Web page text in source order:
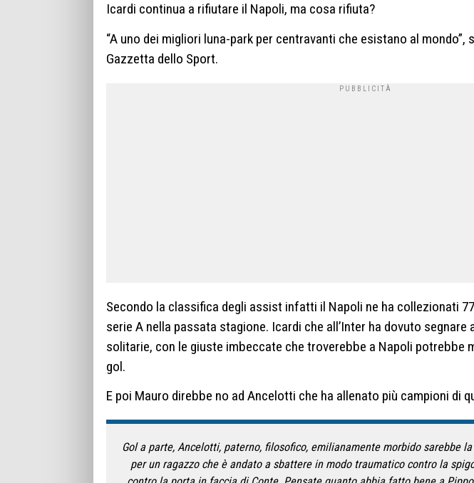
Icardi continua a rifiutare il Napoli, ma cosa rifiuta?
“A uno dei migliori luna-park per centravanti che esistano al mondo”,
Gazzetta dello Sport.
Secondo la classifica degli assist infatti il Napoli ne ha collezionati
serie A nella passata stagione. Icardi che all’Inter ha dovuto segnare
solitarie, con le giuste imbeccate che troverebbe a Napoli potrebbe
gol.
E poi Mauro direbbe no ad Ancelotti che ha allenato più campioni di
Gol a parte, Ancelotti, paterno, filosofico, emilianamente morbido sarebbe
per un ragazzo che è andato a sbattere in modo traumatico contro la